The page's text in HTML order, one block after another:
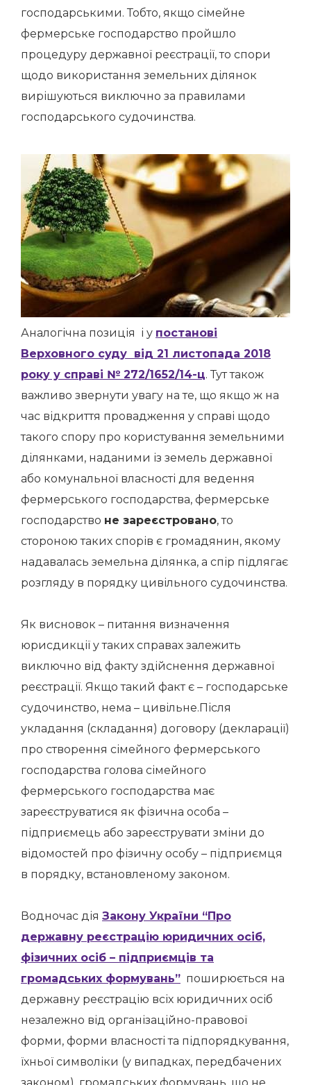
господарськими. Тобто, якщо сімейне
фермерське господарство пройшло
процедуру державної реєстрації, то спори
щодо використання земельних ділянок
вирішуються виключно за правилами
господарського судочинства.
Аналогічна позиція і у постанові
Верховного суду від 21 листопада 2018
року у справі № 272/1652/14-ц. Тут також
важливо звернути увагу на те, що якщо ж на
час відкриття провадження у справі щодо
такого спору про користування земельними
ділянками, наданими із земель державної
або комунальної власності для ведення
фермерського господарства, фермерське
господарство не зареєстровано, то
стороною таких спорів є громадянин, якому
надавалась земельна ділянка, а спір підлягає
розгляду в порядку цивільного судочинства.
Як висновок – питання визначення
юрисдикції у таких справах залежить
виключно від факту здійснення державної
реєстрації. Якщо такий факт є – господарське
судочинство, нема – цивільне.Після
укладання (складання) договору (декларації)
про створення сімейного фермерського
господарства голова сімейного
фермерського господарства має
зареєструватися як фізична особа –
підприємець або зареєструвати зміни до
відомостей про фізичну особу – підприємця
в порядку, встановленому законом.
Водночас дія Закону України “Про
державну реєстрацію юридичних осіб,
фізичних осіб – підприємців та
громадських формувань” поширюється на
державну реєстрацію всіх юридичних осіб
незалежно від організаційно-правової
форми, форми власності та підпорядкування,
їхньої символіки (у випадках, передбачених